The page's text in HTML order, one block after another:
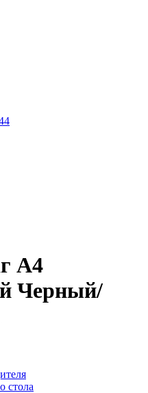
А4
Черный/
стола